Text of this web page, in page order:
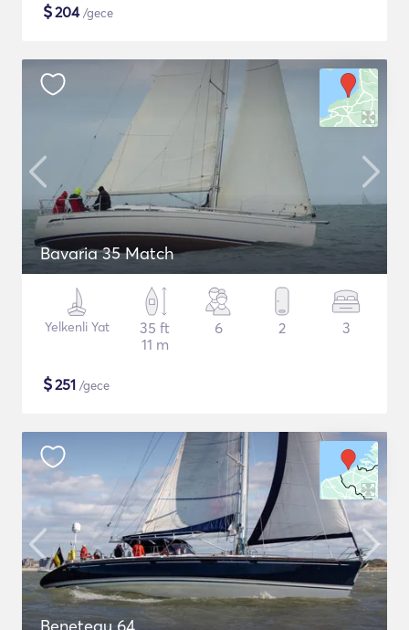
$204/gece
Bavaria 35 Match
Yelkenli Yat
35 ft
11 m
6 2 3
$251 /gece